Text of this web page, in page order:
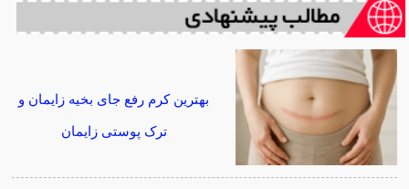
بهترین کرم رفع جای بخیه زایمان و
ترک پوستی زایمان